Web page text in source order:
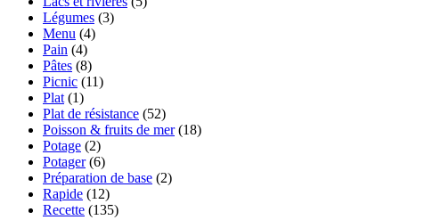
Légumes (3)
Menu (4)
Pain (4)
Pâtes (8)
Picnic (11)
Plat (1)
Plat de résistance (52)
Poisson & fruits de mer(18)
Potage (2)
Potager(6)
Préparation de base (2)
Rapide (12)
Recette (135)